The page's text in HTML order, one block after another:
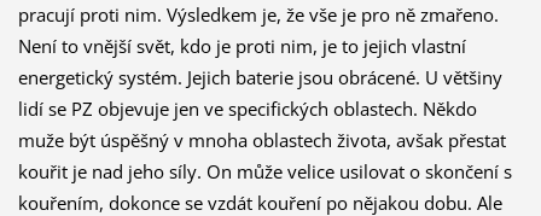
pracují proti nim. Výsledkem je, že vše je pro ně zmařeno.
Není to vnější svět, kdo je proti nim, je to jejich vlastní
energetický systém. Jejich baterie jsou obrácené. U většiny
lidí se PZ objevuje jen ve specifických oblastech. Někdo
muže být úspěšný v mnoha oblastech života, avšak přestat
kouřit je nad jeho síly. On může velice usilovat o skončení s
kouřením, dokonce se vzdát kouření po nějakou dobu. Ale